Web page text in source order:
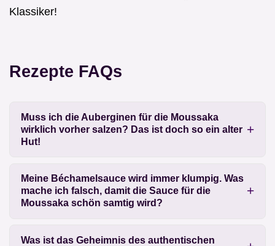
Klassiker!
Rezepte FAQs
Muss ich die Auberginen für die Moussaka
wirklich vorher salzen? Das ist doch so ein alter
Hut!
Meine Béchamelsauce wird immer klumpig. Was
mache ich falsch, damit die Sauce für die
Moussaka schön samtig wird?
Was ist das Geheimnis des authentischen